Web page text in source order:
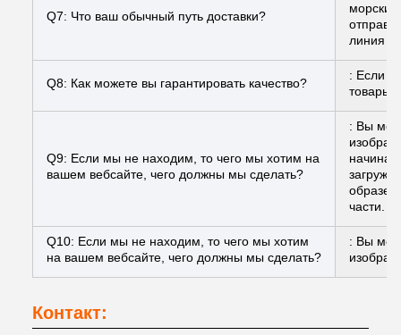
Q7: Что ваш обычный путь доставки?
линия
Q8: Как можете вы гарантировать качество?
: Если
товары
Q9: Если мы не находим, то чего мы хотим на
вашем вебсайте, чего должны мы сделать?
: Вы
части.
Q10: Если мы не находим, то чего мы хотим
на вашем вебсайте, чего должны мы сделать?
: Вы
Контакт: